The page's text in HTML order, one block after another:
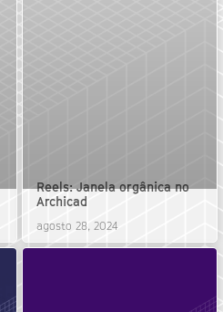
Reels: Janela orgânica no
Archicad
agosto 28, 2024